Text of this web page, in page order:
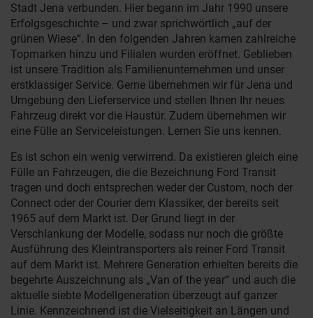
Stadt Jena verbunden. Hier begann im Jahr 1990 unsere
Erfolgsgeschichte – und zwar sprichwörtlich „auf der
grünen Wiese“. In den folgenden Jahren kamen zahlreiche
Topmarken hinzu und Filialen wurden eröffnet. Geblieben
ist unsere Tradition als Familienunternehmen und unser
erstklassiger Service. Gerne übernehmen wir für Jena und
Umgebung den Lieferservice und stellen Ihnen Ihr neues
Fahrzeug direkt vor die Haustür. Zudem übernehmen wir
eine Fülle an Serviceleistungen. Lernen Sie uns kennen.
Es ist schon ein wenig verwirrend. Da existieren gleich eine
Fülle an Fahrzeugen, die die Bezeichnung Ford Transit
tragen und doch entsprechen weder der Custom, noch der
Connect oder der Courier dem Klassiker, der bereits seit
1965 auf dem Markt ist. Der Grund liegt in der
Verschlankung der Modelle, sodass nur noch die größte
Ausführung des Kleintransporters als reiner Ford Transit
auf dem Markt ist. Mehrere Generation erhielten bereits die
begehrte Auszeichnung als „Van of the year“ und auch die
aktuelle siebte Modellgeneration überzeugt auf ganzer
Linie. Kennzeichnend ist die Vielseitigkeit an Längen und